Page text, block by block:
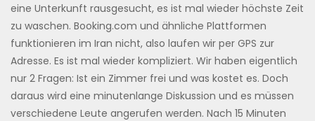
eine Unterkunft rausgesucht, es ist mal wieder höchste Zeit
zu waschen. Booking.com und ähnliche Plattformen
funktionieren im Iran nicht, also laufen wir per GPS zur
Adresse. Es ist mal wieder kompliziert. Wir haben eigentlich
nur 2 Fragen: Ist ein Zimmer frei und was kostet es. Doch
daraus wird eine minutenlange Diskussion und es müssen
verschiedene Leute angerufen werden. Nach 15 Minuten